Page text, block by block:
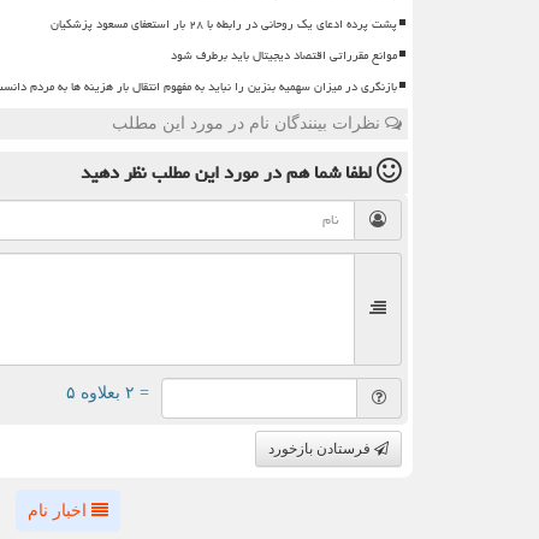
پشت پرده ادعای یک روحانی در رابطه با ۲۸ بار استعفای مسعود پزشکیان
موانع مقرراتی اقتصاد دیجیتال باید برطرف شود
بازنگری در میزان سهمیه بنزین را نباید به مفهوم انتقال بار هزینه ها به مردم
نظرات بینندگان نام در مورد این مطلب
لطفا شما همدر مورد این مطلبنظر دهید
= ۲ بعلاوه ۵
فرستادن بازخورد
اخبار نام